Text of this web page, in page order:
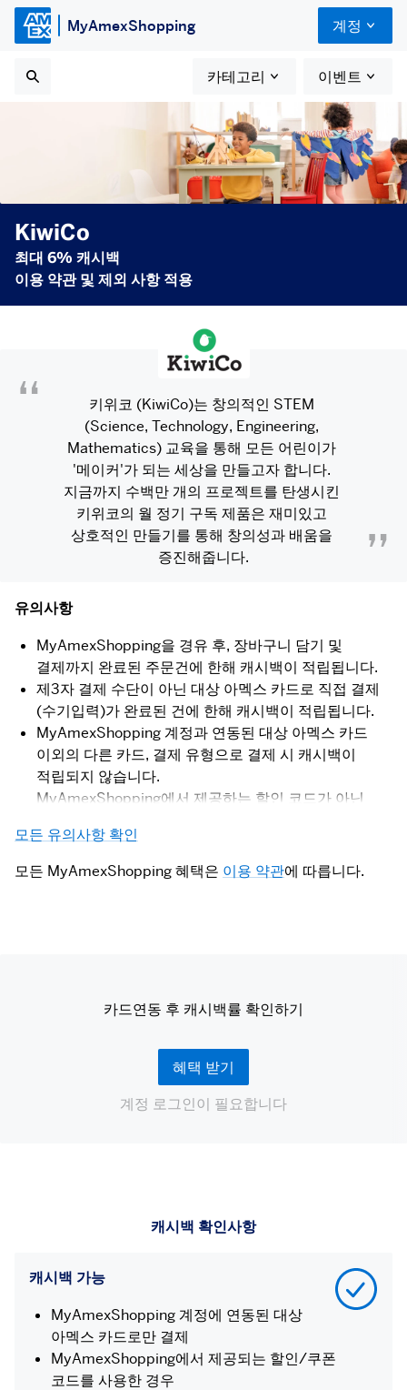
MyAmexShopping 계정
카테고리 이벤트
KiwiCo
최대 6% 캐시백
이용 약관 및 제외 사항 적용
키위코 (KiwiCo)는 창의적인 STEM
(Science, Technology, Engineering,
Mathematics) 교육을 통해 모든 어린이가
'메이커'가 되는 세상을 만들고자 합니다.
지금까지 수백만 개의 프로젝트를 탄생시킨
키위코의 월 정기 구독 제품은 재미있고
상호적인 만들기를 통해 창의성과 배움을
증진해줍니다.
유의사항
MyAmexShopping을 경유 후, 장바구니 담기 및
결제까지 완료된 주문건에 한해 캐시백이 적립됩니다.
제3자 결제 수단이 아닌 대상 아멕스 카드로 직접 결제
(수기입력)가 완료된 건에 한해 캐시백이 적립됩니다.
MyAmexShopping 계정과 연동된 대상 아멕스 카드
이외의 다른 카드, 결제 유형으로 결제 시 캐시백이
적립되지 않습니다.
MyAmexShopping에서 제공하는 할인 코드가 아닌
않습니다.
모든 유의사항 확인
모든 MyAmexShopping 혜택은 이용 약관에 따릅니다.
카드연동 후 캐시백률 확인하기
혜택 받기
계정 로그인이 필요합니다
캐시백 확인사항
캐시백 가능
MyAmexShopping 계정에 연동된 대상
아멕스 카드로만 결제
MyAmexShopping에서 제공되는 할인/쿠폰
코드를 사용한 경우